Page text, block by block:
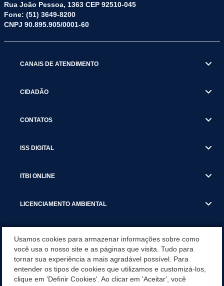
Rua João Pessoa, 1363 CEP 92510-045
Fone: (51) 3649-8200
CNPJ 90.895.905/0001-60
CANAIS DE ATENDIMENTO
CIDADÃO
CONTATOS
ISS DIGITAL
ITBI ONLINE
LICENCIAMENTO AMBIENTAL
SERVIÇOS
Usamos cookies para armazenar informações sobre como
você usa o nosso site e as páginas que visita. Tudo para
tornar sua experiência a mais agradável possível. Para
entender os tipos de cookies que utilizamos e customizá-los,
clique em 'Definir Cookies'. Ao clicar em 'Aceitar', você